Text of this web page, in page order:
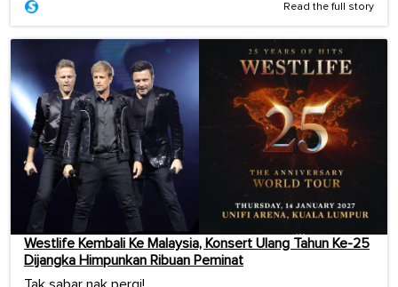
Read the full story
Westlife Kembali Ke Malaysia, Konsert Ulang Tahun Ke-25
Dijangka Himpunkan Ribuan Peminat